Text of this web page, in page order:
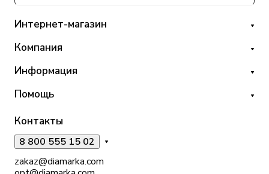
Интернет-магазин
Компания
Информация
Помощь
Контакты
8 800 555 15 02
zakaz@diamarka.com